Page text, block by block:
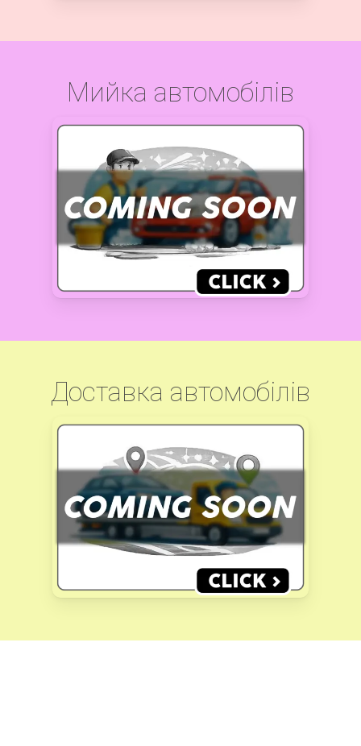
Мийка автомобілів
Доставка автомобілів